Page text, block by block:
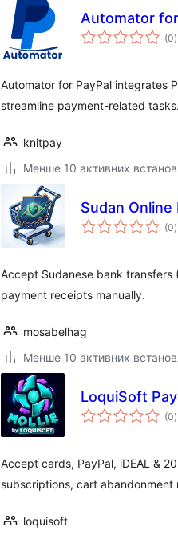
Automator
(0)
Automator for PayPal integrates
streamline payment-related tasks.
knitpay
Менше 10 активних
Sudan
(0)
Accept Sudanese bank
payment receipts manually.
mosabelhag
Менше 10 активних
LoquiSoft
(0)
Accept cards, PayPal, iDEAL &
subscriptions, cart
loquisoft